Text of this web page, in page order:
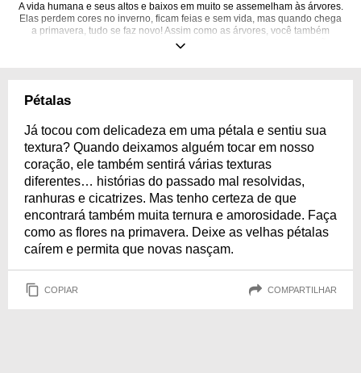
A vida humana e seus altos e baixos em muito se assemelham às árvores.
Elas perdem cores no inverno, ficam feias e sem vida, mas quando chega
a primavera, tudo se faz novo! Assim como as árvores, você também
precisa aceitar as mudanças em sua vida. Confira frases de superação e
Pétalas
Já tocou com delicadeza em uma pétala e sentiu sua
textura? Quando deixamos alguém tocar em nosso
coração, ele também sentirá várias texturas
diferentes… histórias do passado mal resolvidas,
ranhuras e cicatrizes. Mas tenho certeza de que
encontrará também muita ternura e amorosidade. Faça
como as flores na primavera. Deixe as velhas pétalas
caírem e permita que novas nasçam.
COPIAR COMPARTILHAR